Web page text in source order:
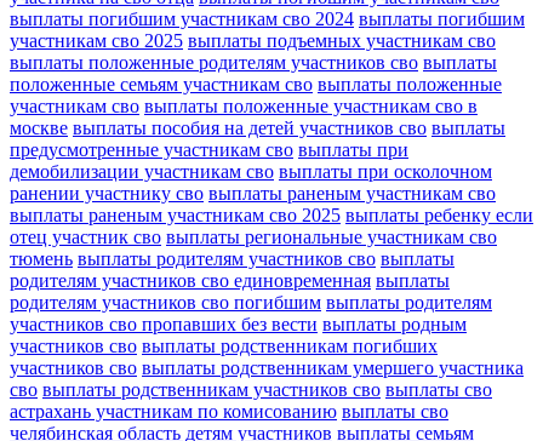
выплаты погибшим участникам сво 2024 выплаты погибшим
участникам сво 2025 выплаты подъемных участникам сво
выплаты положенные родителям участников сво выплаты
положенные семьям участникам сво выплаты положенные
участникам сво выплаты положенные участникам сво в
москве выплаты пособия на детей участников сво выплаты
предусмотренные участникам сво выплаты при
демобилизации участникам сво выплаты при осколочном
ранении участнику сво выплаты раненым участникам сво
выплаты раненым участникам сво 2025 выплаты ребенку если
отец участник сво выплаты региональные участникам сво
тюмень выплаты родителям участников сво выплаты
родителям участников сво единовременная выплаты
родителям участников сво погибшим выплаты родителям
участников сво пропавших без вести выплаты родным
участников сво выплаты родственникам погибших
участников сво выплаты родственникам умершего участника
сво выплаты родственникам участников сво выплаты сво
астрахань участникам по комисованию выплаты сво
челябинская область детям участников выплаты семьям